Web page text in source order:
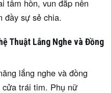
tâm hồn, vun đắp nên
đầy sự sẻ chia.
Thuật Lắng Nghe và Đồng
lắng nghe và đồng
trái tim. Phụ nữ